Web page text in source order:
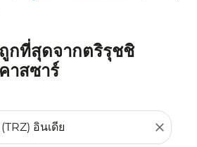
กที่สุดจากตริรุชชิ
าสซาร์
close
องคุณ (ต้นทางและ/หรือปลายทาง) หรื